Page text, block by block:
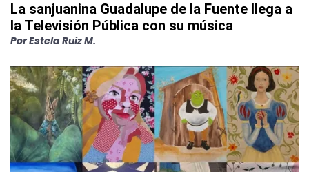
La sanjuanina Guadalupe de la Fuente llega a
la Televisión Pública con su música
PorEstela Ruiz M.